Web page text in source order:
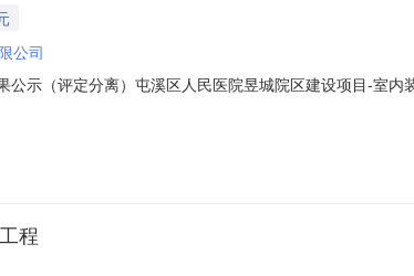
公司
示（评定分离）屯溪区人民医院昱城院区建设项目-室
胜利,贾飞,徐丽丽,张静波,郭其龙,吴胤,吴永祥公示日期
程